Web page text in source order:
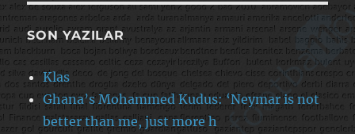
SON YAZILAR
Klas
Ghana’s Mohammed Kudus: ‘Neymar is not
better than me, just more h